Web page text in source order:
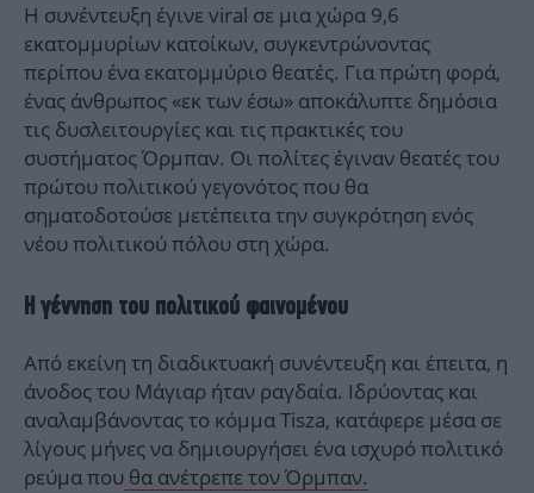
Η συνέντευξη έγινε viral σε μια χώρα 9,6
εκατομμυρίων κατοίκων, συγκεντρώνοντας
περίπου ένα εκατομμύριο θεατές. Για πρώτη φορά,
ένας άνθρωπος «εκ των έσω» αποκάλυπτε δημόσια
τις δυσλειτουργίες και τις πρακτικές του
συστήματος Όρμπαν. Οι πολίτες έγιναν θεατές του
πρώτου πολιτικού γεγονότος που θα
σηματοδοτούσε μετέπειτα την συγκρότηση ενός
νέου πολιτικού πόλου στη χώρα.
Η γέννηση του πολιτικού φαινομένου
Από εκείνη τη διαδικτυακή συνέντευξη και έπειτα, η
άνοδος του Μάγιαρ ήταν ραγδαία. Ιδρύοντας και
αναλαμβάνοντας το κόμμα Tisza, κατάφερε μέσα σε
λίγους μήνες να δημιουργήσει ένα ισχυρό πολιτικό
ρεύμα που θα ανέτρεπε τον Όρμπαν.